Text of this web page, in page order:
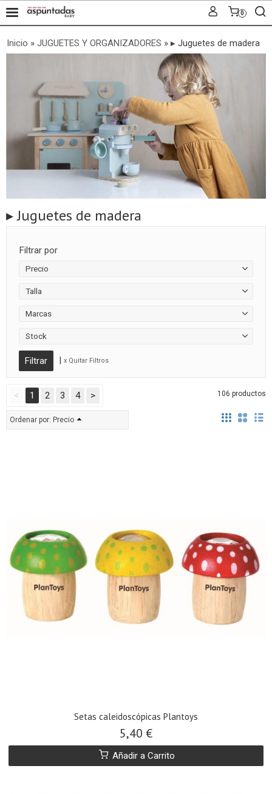
0
Inicio » JUGUETES Y ORGANIZADORES » ▸ Juguetes de madera
▸ Juguetes de madera
Filtrar por
Precio
Talla
Marcas
Stock
| x Quitar Filtros
< 1 2 3 4 > 106 productos
Ordenar por: Precio
Setas caleidoscópicas Plantoys
5,40 €
Añadir a Carrito